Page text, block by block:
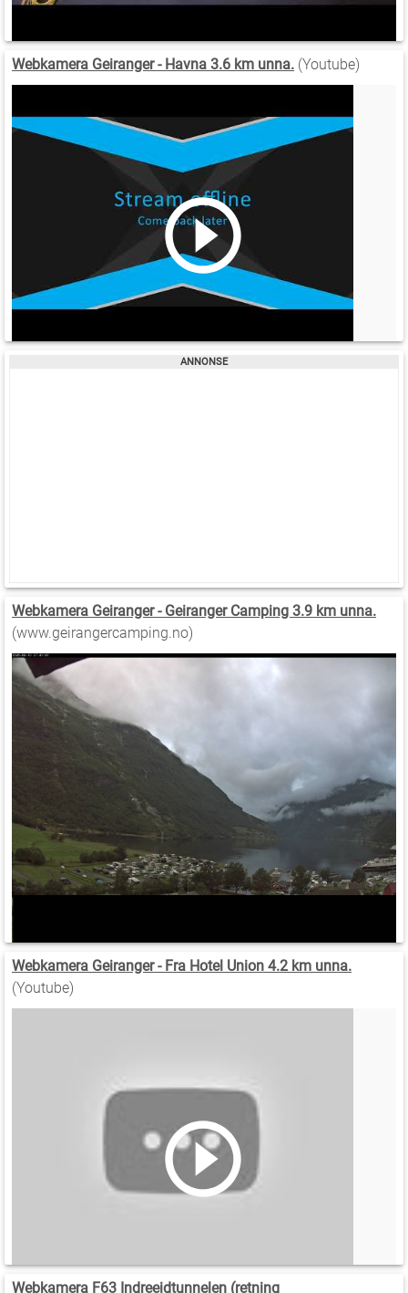
Webkamera Geiranger - Havna 3.6 km unna. (Youtube)
Webkamera Geiranger - Geiranger Camping 3.9 km unna.
(www.geirangercamping.no)
Webkamera Geiranger - Fra Hotel Union 4.2 km unna.
(Youtube)
Webkamera F63 Indreeidtunnelen (retning